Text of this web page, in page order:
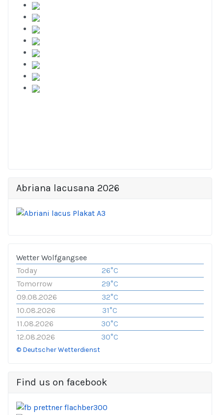
Abriana lacusana 2026
Wetter Wolfgangsee
Today
26°C
Tomorrow
29°C
09.08.2026
32°C
10.08.2026
31°C
11.08.2026
30°C
12.08.2026
30°C
© Deutscher Wetterdienst
Find us on facebook